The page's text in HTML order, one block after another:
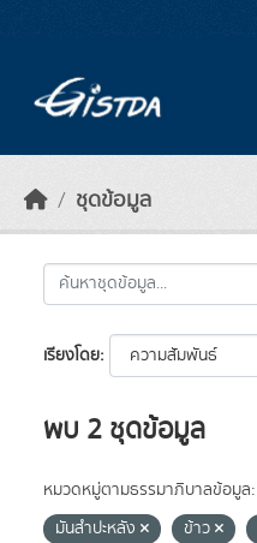
ชุดข้อมูล
เรียงโดย
พบ 2 ชุดข้อมูล
หมวดหมู่ตามธรรมาภิบาลข้อมูล:
มันสำปะหลัง
ข้าว